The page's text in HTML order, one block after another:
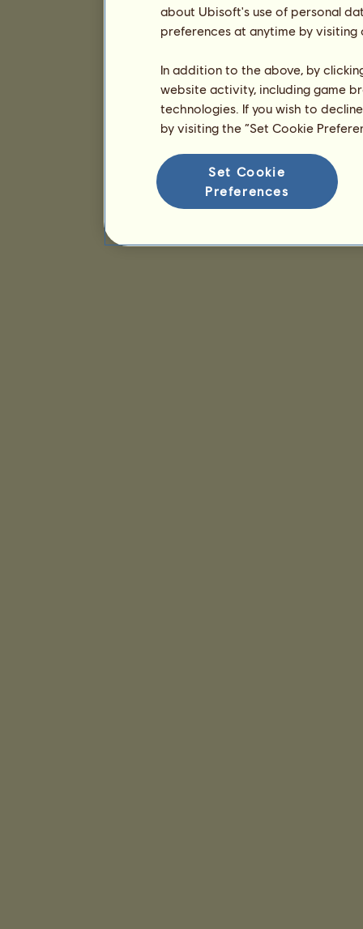
about Ubisoft's use of personal
preferences at anytime by
In addition to the above, by
website activity, including game
technologies. If you wish to
by visiting the “Set Cookie
Set Cookie
Preferences